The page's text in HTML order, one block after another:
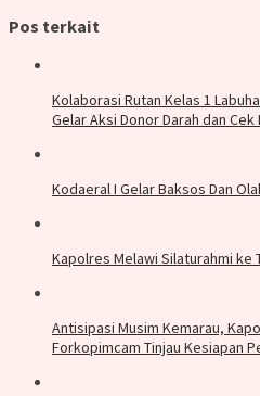
Pos terkait
Kolaborasi Rutan Kelas 1
Gelar Aksi Donor Darah dan
Kodaeral I Gelar Baksos Dan
Kapolres Melawi Silaturahmi ke
Antisipasi Musim Kemarau,
Forkopimcam Tinjau Kesiapan